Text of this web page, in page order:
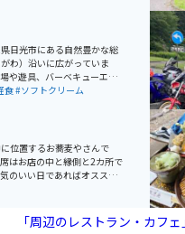
でも楽しめます。
日光市にある自然豊かな総
わ）沿いに広がっていま
や遊具、バーベキューエリ
士で楽しめるレジャースポ
は紅葉を楽しむことができ
公園はウォーキングコース
もできます。さらに、パー
どのスポーツ施設も充実し
元住民や観光客に親しまれ
食#ソフトクリーム
位置するお蕎麦やさんで
はお店の中と縁側と2カ所で
のいい日であればオススメ
気を味わいながらいただく
「周辺のレストラン・カフ